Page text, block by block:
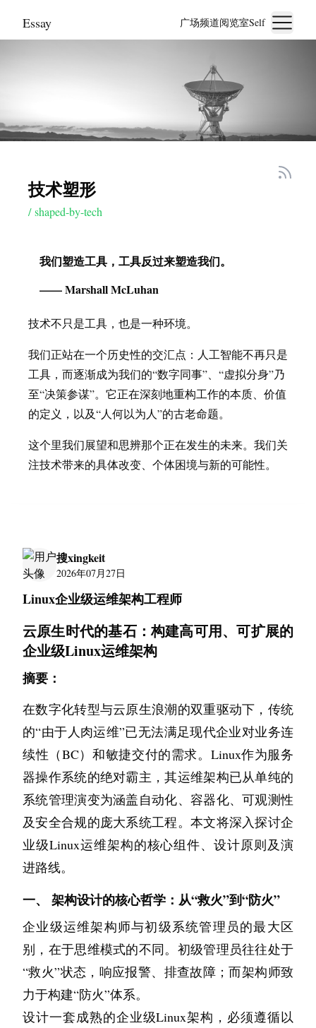
Essay 广场频道阅览室Self
技术塑形
/shaped-by-tech
我们塑造工具，工具反过来塑造我们。
—— Marshall McLuhan
技术不只是工具，也是一种环境。
我们正站在一个历史性的交汇点：人工智能不再只是
工具，而逐渐成为我们的“数字同事”、“虚拟分身”乃
至“决策参谋”。它正在深刻地重构工作的本质、价值
的定义，以及“人何以为人”的古老命题。
这个里我们展望和思辨那个正在发生的未来。我们关
注技术带来的具体改变、个体困境与新的可能性。
搜xingkeit
2026年07月27日
Linux企业级运维架构工程师
云原生时代的基石：构建高可用、可扩展的
企业级Linux运维架构
摘要：
在数字化转型与云原生浪潮的双重驱动下，传统
的“由于人肉运维”已无法满足现代企业对业务连
续性（BC）和敏捷交付的需求。Linux作为服务
器操作系统的绝对霸主，其运维架构已从单纯的
系统管理演变为涵盖自动化、容器化、可观测性
及安全合规的庞大系统工程。本文将深入探讨企
业级Linux运维架构的核心组件、设计原则及演
进路线。
一、 架构设计的核心哲学：从“救火”到“防火”
企业级运维架构师与初级系统管理员的最大区
别，在于思维模式的不同。初级管理员往往处于
“救火”状态，响应报警、排查故障；而架构师致
力于构建“防火”体系。
设计一套成熟的企业级Linux架构，必须遵循以